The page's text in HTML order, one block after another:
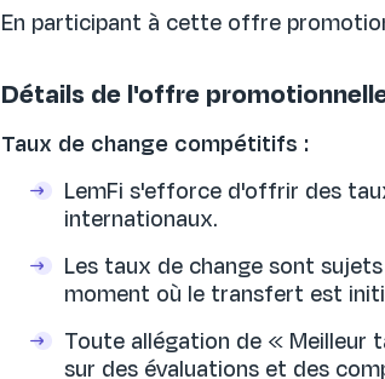
En participant à cette offre
Détails de l'offre
Taux de change compétitifs :
LemFi s'efforce d'offrir des
internationaux.
Les taux de change sont
moment où le transfert est
Toute allégation de « Meilleur
sur des évaluations et des